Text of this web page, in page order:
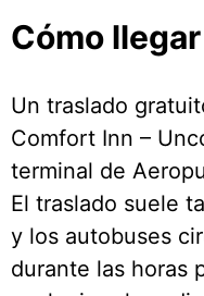
Cómo
Un traslado
Comfort Inn –
terminal de
El traslado suele
y los autobuses
durante las horas